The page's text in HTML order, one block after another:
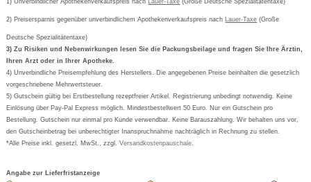
Cookie-Einstellungen
Vertrag widerrufen
Newsletteranmeldung
Formoline
Wick
Eucerin
Basica
1) Unverbindlicher Apothekenverkaufspreis nach Lauer-Taxe (Große Deutsche Spezialitätentaxe)
2) Preisersparnis gegenüber unverbindlichem Apothekenverkaufspreis nach Lauer-Taxe (Große
Deutsche Spezialitätentaxe)
3) Zu Risiken und Nebenwirkungen lesen Sie die Packungsbeilage und fragen Sie Ihre Ärztin,
Ihren Arzt oder in Ihrer Apotheke.
4) Unverbindliche Preisempfehlung des Herstellers. Die angegebenen Preise beinhalten die gesetzlich
vorgeschriebene Mehrwertsteuer.
5) Gutschein gültig bei Erstbestellung rezeptfreier Artikel. Registrierung unbedingt notwendig. Keine
Einlösung über Pay-Pal Express möglich. Mindestbestellwert 50 Euro. Nur ein Gutschein pro
Bestellung. Gutschein nur einmal pro Kunde verwendbar. Keine Barauszahlung. Wir behalten uns vor,
den Gutscheinbetrag bei unberechtigter Inanspruchnahme nachträglich in Rechnung zu stellen.
*Alle Preise inkl. gesetzl. MwSt., zzgl.Versandkostenpauschale.
Angabe zur Lieferfristanzeige